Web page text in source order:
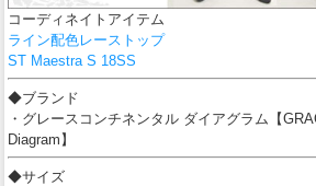
コーディネイトアイテム
ライン配色レーストップ
ST Maestra S 18SS
◆ブランド
・グレースコンチネンタル ダイアグラム【
Diagram】
◆サイズ